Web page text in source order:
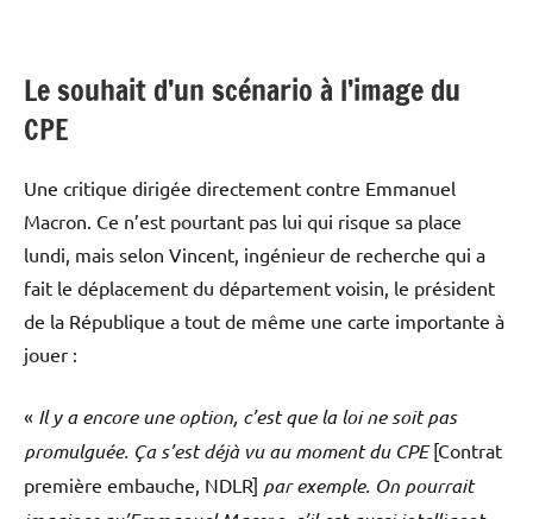
Le souhait d’un scénario à l’image du
CPE
Une critique dirigée directement contre Emmanuel
Macron. Ce n’est pourtant pas lui qui risque sa place
lundi, mais selon Vincent, ingénieur de recherche qui a
fait le déplacement du département voisin, le président
de la République a tout de même une carte importante à
jouer :
« Il y a encore une option, c’est que la loi ne soit pas
promulguée. Ça s’est déjà vu au moment du CPE[Contrat
première embauche, NDLR] par exemple. On pourrait